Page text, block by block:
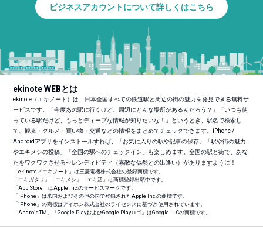
ビジネスアカウントについて詳しくはこちら
ekinote WEBとは
ekinote（エキノート）は、日本全国すべての鉄道駅と周辺の街の魅力を発見できる無料サ
ービスです。「今度あの駅に行くけど、周辺にどんな場所があるんだろう？」「いつも使
っている駅だけど、もっとディープな情報が知りたいな！」というとき、駅名で検索し
て、観光・グルメ・買い物・交通などの情報をまとめてチェックできます。iPhone /
Androidアプリをインストールすれば、「お気に入りの駅や記事の保存」「駅や街の魅力
やエキメシの投稿」「全国の駅へのチェックイン」も楽しめます。全国の駅と街で、あな
たをワクワクさせるセレンディピティ（素敵な偶然との出逢い）がありますように！
「ekinote／エキノート」は三菱電機株式会社の登録商標です。
「エキガタリ」「エキメシ」「エキ活」は商標登録出願中です。
「App Store」はApple Inc.のサービスマークです。
「iPhone」は米国およびその他の国で登録されたApple Inc.の商標です。
「iPhone」の商標はアイホン株式会社のライセンスに基づき使用されています。
「AndroidTM 」「Google PlayおよびGoogle Playロゴ」はGoogle LLCの商標です。